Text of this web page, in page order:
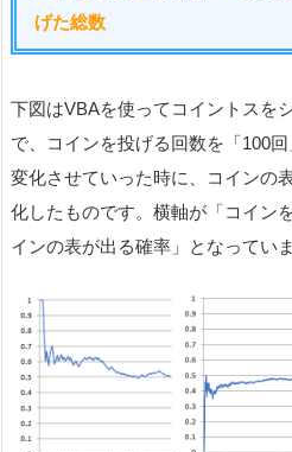
げた総数
下図はVBAを使ってコイントスを
で、コインを投げる回数を「100
変化させていった時に、コインの
化したものです。横軸が「コイン
インの表が出る確率」となっていま